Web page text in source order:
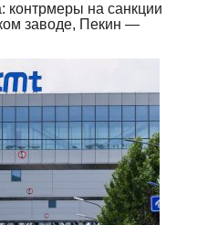
контрмеры на санкции
заводе, Пекин —